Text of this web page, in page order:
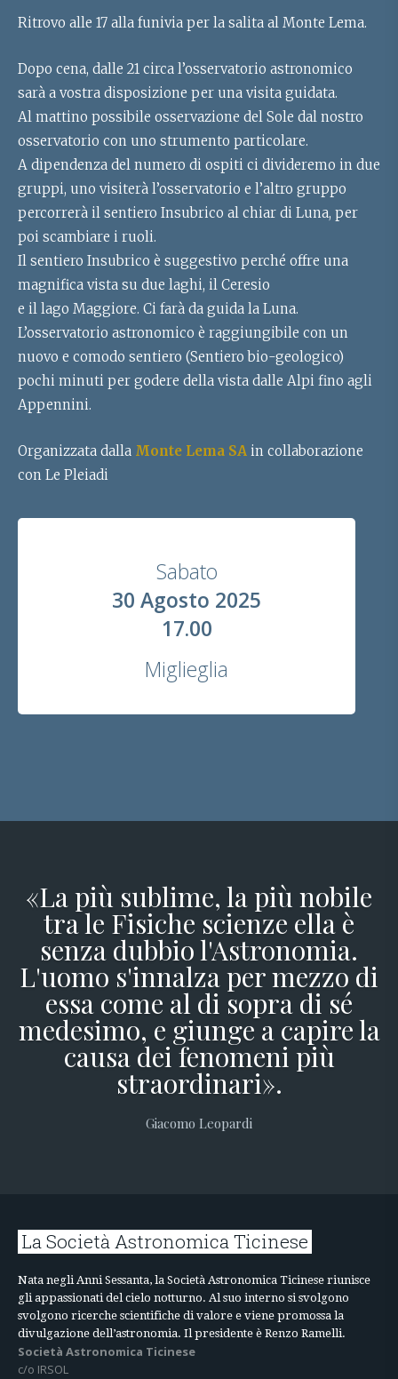
Ritrovo alle 17 alla funivia per la salita al Monte Lema.
Dopo cena, dalle 21 circa l’osservatorio astronomico
sarà a vostra disposizione per una visita guidata.
Al mattino possibile osservazione del Sole dal nostro
osservatorio con uno strumento particolare.
A dipendenza del numero di ospiti ci divideremo in due
gruppi, uno visiterà l’osservatorio e l’altro gruppo
percorrerà il sentiero Insubrico al chiar di Luna, per
poi scambiare i ruoli.
Il sentiero Insubrico è suggestivo perché offre una
magnifica vista su due laghi, il Ceresio
e il lago Maggiore. Ci farà da guida la Luna.
L’osservatorio astronomico è raggiungibile con un
nuovo e comodo sentiero (Sentiero bio-geologico)
pochi minuti per godere della vista dalle Alpi fino agli
Appennini.
Organizzata dalla Monte Lema SA in collaborazione
con Le Pleiadi
Sabato
30 Agosto 2025
17.00
Miglieglia
«La più sublime, la più nobile
tra le Fisiche scienze ella è
senza dubbio l'Astronomia.
L'uomo s'innalza per mezzo di
essa come al di sopra di sé
medesimo, e giunge a capire la
causa dei fenomeni più
straordinari».
Giacomo Leopardi
La Società Astronomica Ticinese
Nata negli Anni Sessanta, la Società Astronomica Ticinese riunisce
gli appassionati del cielo notturno. Al suo interno si svolgono
svolgono ricerche scientifiche di valore e viene promossa la
divulgazione dell’astronomia. Il presidente è Renzo Ramelli.
Società Astronomica Ticinese
c/o IRSOL